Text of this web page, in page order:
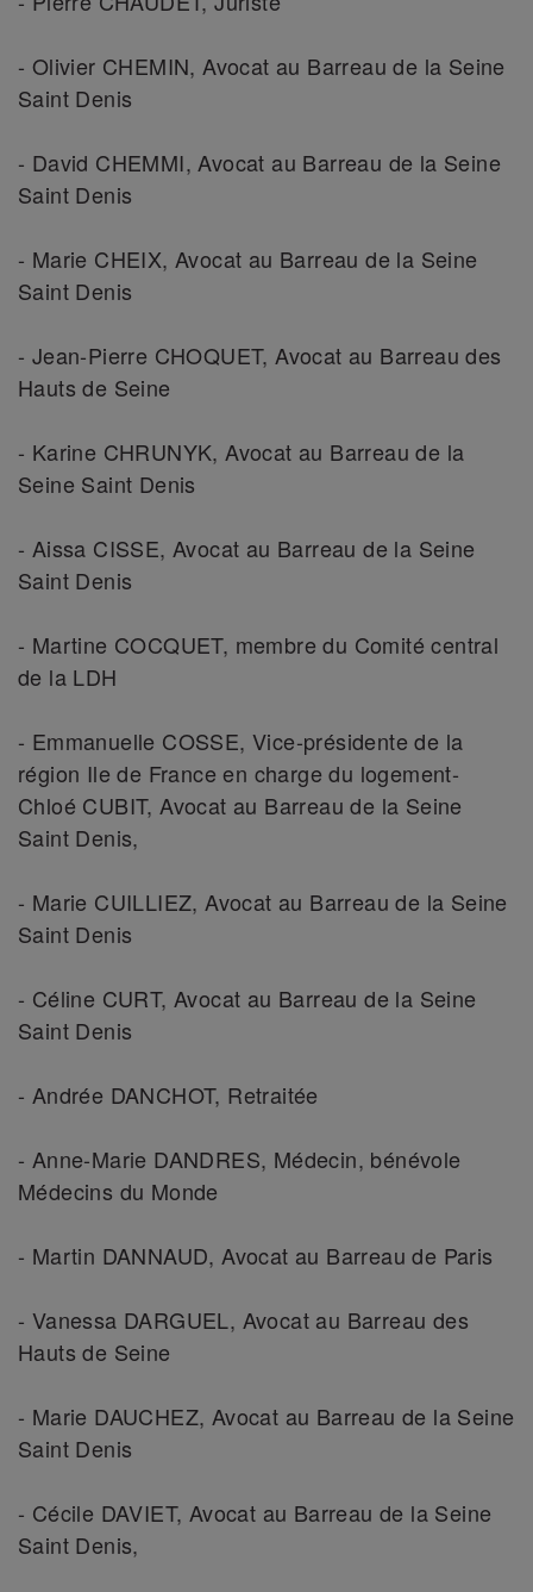
- Olivier CHEMIN, Avocat au Barreau de la Seine
Saint Denis
- David CHEMMI, Avocat au Barreau de la Seine
Saint Denis
- Marie CHEIX, Avocat au Barreau de la Seine
Saint Denis
- Jean-Pierre CHOQUET, Avocat au Barreau des
Hauts de Seine
- Karine CHRUNYK, Avocat au Barreau de la
Seine Saint Denis
- Aissa CISSE, Avocat au Barreau de la Seine
Saint Denis
- Martine COCQUET, membre du Comité central
de la LDH
- Emmanuelle COSSE, Vice-présidente de la
région Ile de France en charge du logement-
Chloé CUBIT, Avocat au Barreau de la Seine
Saint Denis,
- Marie CUILLIEZ, Avocat au Barreau de la Seine
Saint Denis
- Céline CURT, Avocat au Barreau de la Seine
Saint Denis
- Andrée DANCHOT, Retraitée
- Anne-Marie DANDRES, Médecin, bénévole
Médecins du Monde
- Martin DANNAUD, Avocat au Barreau de Paris
- Vanessa DARGUEL, Avocat au Barreau des
Hauts de Seine
- Marie DAUCHEZ, Avocat au Barreau de la Seine
Saint Denis
- Cécile DAVIET, Avocat au Barreau de la Seine
Saint Denis,